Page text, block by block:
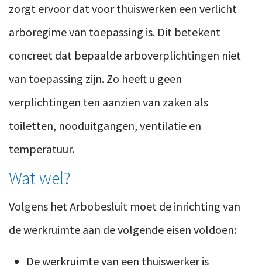
zorgt ervoor dat voor thuiswerken een verlicht
arboregime van toepassing is. Dit betekent
concreet dat bepaalde arboverplichtingen niet
van toepassing zijn. Zo heeft u geen
verplichtingen ten aanzien van zaken als
toiletten, nooduitgangen, ventilatie en
temperatuur.
Wat wel?
Volgens het Arbobesluit moet de inrichting van
de werkruimte aan de volgende eisen voldoen:
De werkruimte van een thuiswerker is